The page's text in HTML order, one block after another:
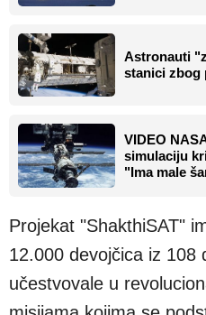
Astronauti
stanici zbog
VIDEO
simulaciju
"Ima male
Projekat "ShakthiSAT"
12.000 devojčica iz 108
učestvovale u